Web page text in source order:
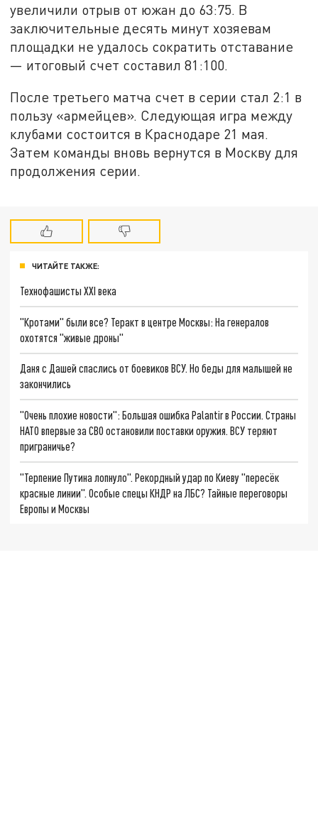
увеличили отрыв от южан до 63:75. В
заключительные десять минут хозяевам
площадки не удалось сократить отставание
— итоговый счет составил 81:100.
После третьего матча счет в серии стал 2:1 в
пользу «армейцев». Следующая игра между
клубами состоится в Краснодаре 21 мая.
Затем команды вновь вернутся в Москву для
продолжения серии.
ЧИТАЙТЕ ТАКЖЕ:
Технофашисты XXI века
"Кротами" были все? Теракт в центре Москвы: На генералов
охотятся "живые дроны"
Даня с Дашей спаслись от боевиков ВСУ. Но беды для малышей не
закончились
"Очень плохие новости": Большая ошибка Palantir в России. Страны
НАТО впервые за СВО остановили поставки оружия. ВСУ теряют
приграничье?
"Терпение Путина лопнуло". Рекордный удар по Киеву "пересёк
красные линии". Особые спецы КНДР на ЛБС? Тайные переговоры
Европы и Москвы